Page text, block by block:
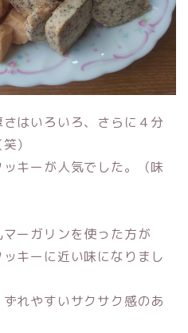
はいろいろ、さらに４分
）
キーが人気でした。（味
ーガリンを使った方が
キーに近い味になりまし
れやすいサクサク感のあ